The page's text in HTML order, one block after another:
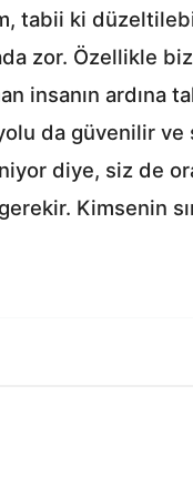
tabii ki
zor. Özellikle
insanın ardına
da güvenilir ve
diye, siz de
Kimsenin